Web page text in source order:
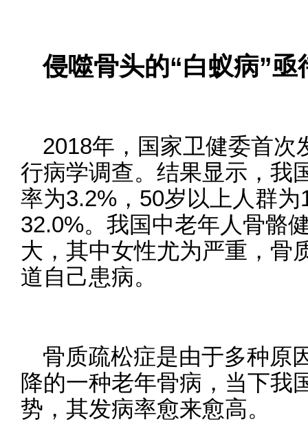
侵噬骨头的“白蚁病”亟
2018年，国家卫健委首次
行病学调查。结果显示，我
率为3.2%，50岁以上人群
32.0%。我国中老年人骨骼
大，其中女性尤为严重，骨
道自己患病。
骨质疏松症是由于多种原
降的一种老年骨病，当下我
势，其发病率愈来愈高。